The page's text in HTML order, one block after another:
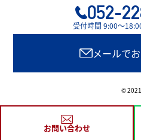
お問い合わせ
052-
受付時間 9:00〜
メールで
©